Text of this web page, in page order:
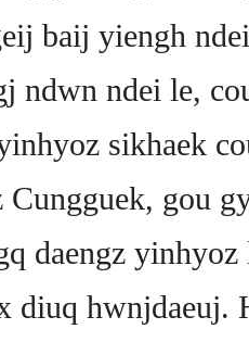
baij yiengh
ndwn ndei le,
sikhaek
gou
daengz yinhyoz
diuq